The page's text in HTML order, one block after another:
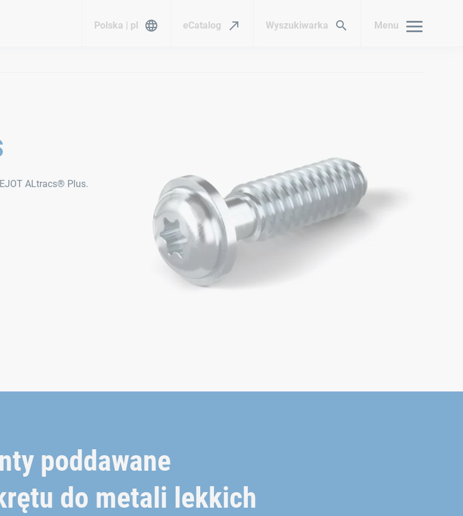
Polska | pl eCatalog Wyszukiwarka Menu
ALtracs® Plus.
poddawane
do metali lekkich